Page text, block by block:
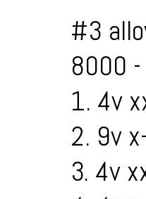
#3
8000
1. 4v
2. 9v
3. 4v